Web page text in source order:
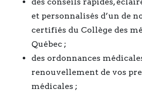
et personnalisés d’un de
certifiés du Collège des
Québec ;
des ordonnances
renouvellement de vos
médicales ;